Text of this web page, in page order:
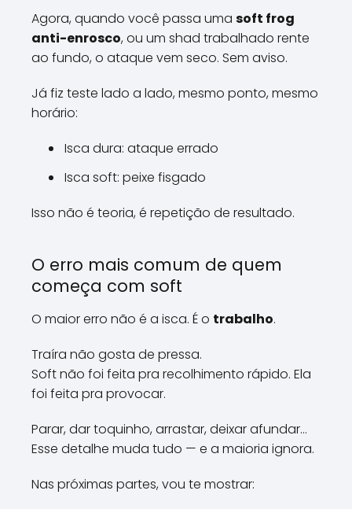
Agora, quando você passa uma soft frog
anti-enrosco, ou um shad trabalhado rente
ao fundo, o ataque vem seco. Sem aviso.
Já fiz teste lado a lado, mesmo ponto, mesmo
horário:
Isca dura: ataque errado
Isca soft: peixe fisgado
Isso não é teoria, é repetição de resultado.
O erro mais comum de quem
começa com soft
O maior erro não é a isca. É o trabalho.
Traíra não gosta de pressa.
Soft não foi feita pra recolhimento rápido. Ela
foi feita pra provocar.
Parar, dar toquinho, arrastar, deixar afundar…
Esse detalhe muda tudo — e a maioria ignora.
Nas próximas partes, vou te mostrar: